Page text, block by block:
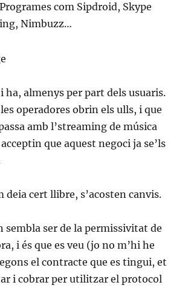
com Sipdroid, Skype
Nimbuzz…
ha, almenys per part dels usuaris.
operadores obrin els ulls, i que
amb l’streaming de música
que aquest negoci ja se’ls
deia cert llibre, s’acosten canvis.
sembla ser de la permissivitat de
i és que es veu (jo no m’hi he
el contracte que es tingui, et
i cobrar per utilitzar el protocol